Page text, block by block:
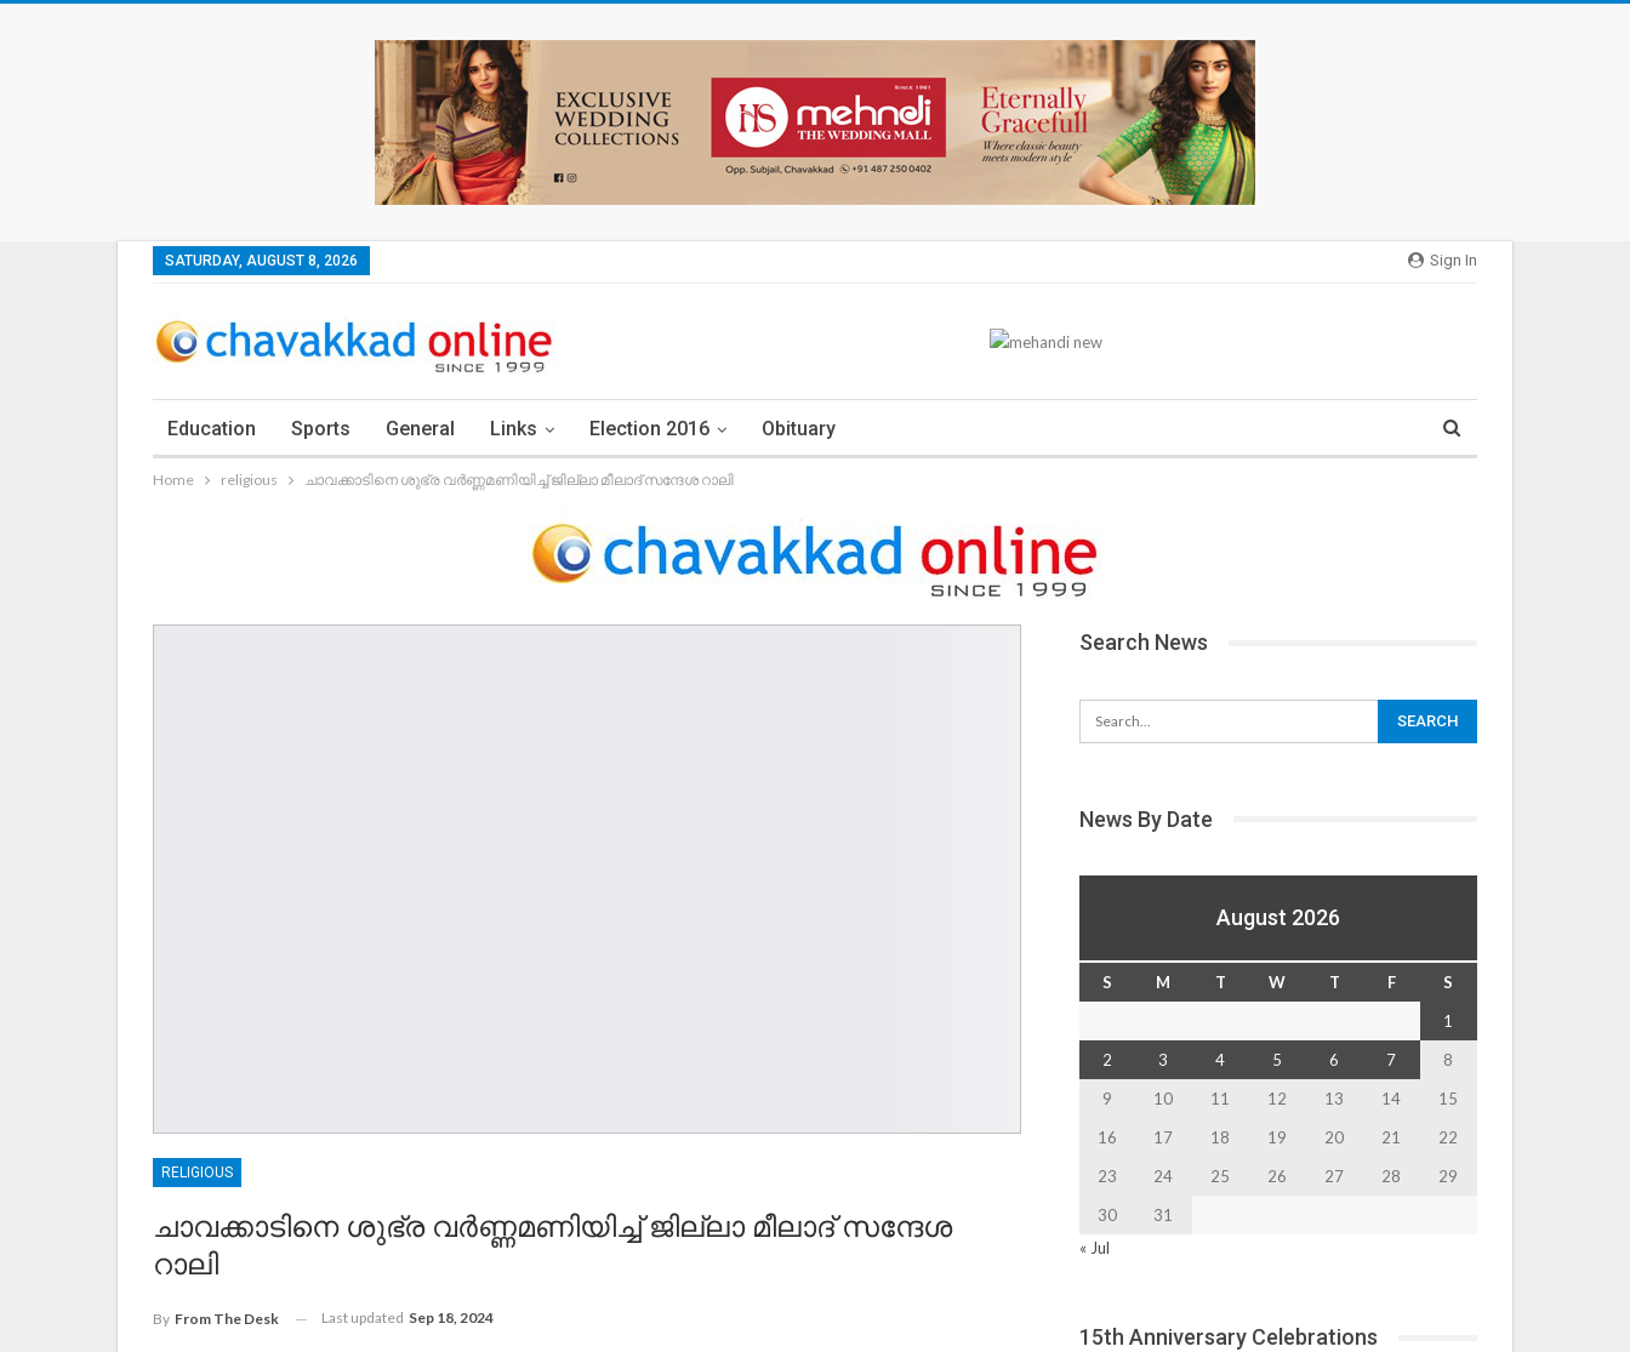
Sign In
SATURDAY, AUGUST 8, 2026
Education Sports General Links Election 2016 Obituary
Home religious ചാവക്കാടിനെ ശുഭ്ര വർണ്ണമണിയിച്ച് ജില്ലാ മീലാദ് സന്ദേശ റാലി
RELIGIOUS
ചാവക്കാടിനെ ശുഭ്ര വർണ്ണമണിയിച്ച് ജില്ലാ മീലാദ് സന്ദേശ
റാലി
By From The Desk Last updated Sep 18, 2024
Search News
News By Date
August 2026
S M T W T F
S
1
2
3 4 5 6 7
8
9
10 11 12 13 14
15
16
17 18 19 20 21
22
23
24 25 26 27 28
29
30
31
« Jul
15th Anniversary Celebrations